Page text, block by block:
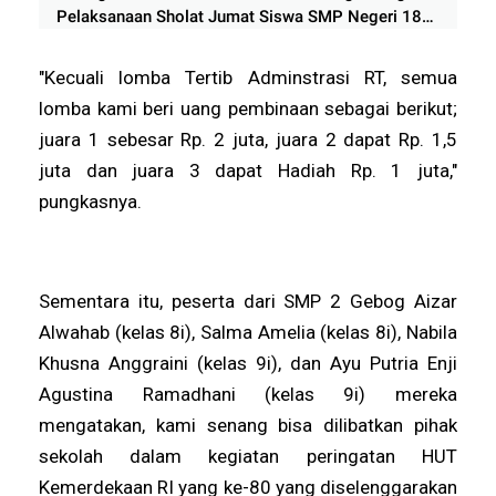
Pelaksanaan Sholat Jumat Siswa SMP Negeri 18
"Kecuali lomba Tertib Adminstrasi RT, semua
lomba kami beri uang pembinaan sebagai berikut;
juara 1 sebesar Rp. 2 juta, juara 2 dapat Rp. 1,5
juta dan juara 3 dapat Hadiah Rp. 1 juta,"
pungkasnya.
Sementara itu, peserta dari SMP 2 Gebog Aizar
Alwahab (kelas 8i), Salma Amelia (kelas 8i), Nabila
Khusna Anggraini (kelas 9i), dan Ayu Putria Enji
Agustina Ramadhani (kelas 9i) mereka
mengatakan, kami senang bisa dilibatkan pihak
sekolah dalam kegiatan peringatan HUT
Kemerdekaan RI yang ke-80 yang diselenggarakan